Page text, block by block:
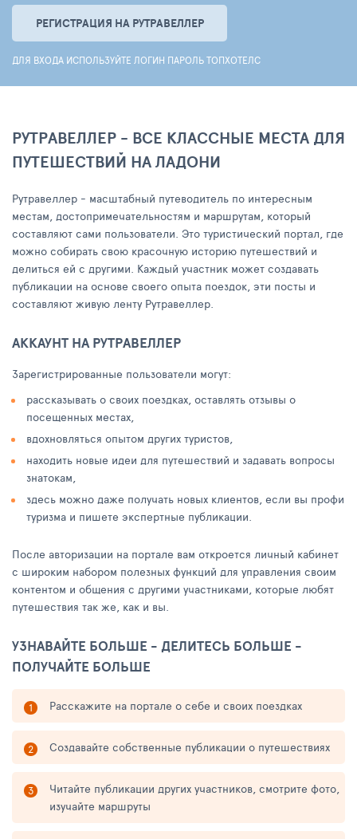
РЕГИСТРАЦИЯ НА РУТРАВЕЛЛЕР
ДЛЯ ВХОДА ИСПОЛЬЗУЙТЕ ЛОГИН ПАРОЛЬ ТОПХОТЕЛС
РУТРАВЕЛЛЕР - ВСЕ КЛАССНЫЕ МЕСТА ДЛЯ
ПУТЕШЕСТВИЙ НА ЛАДОНИ
Рутравеллер - масштабный путеводитель по интересным
местам, достопримечательностям и маршрутам, который
составляют сами пользователи. Это туристический портал, где
можно собирать свою красочную историю путешествий и
делиться ей с другими. Каждый участник может создавать
публикации на основе своего опыта поездок, эти посты и
составляют живую ленту Рутравеллер.
АККАУНТ НА РУТРАВЕЛЛЕР
Зарегистрированные пользователи могут:
рассказывать о своих поездках, оставлять отзывы о
посещенных местах,
вдохновляться опытом других туристов,
находить новые идеи для путешествий и задавать вопросы
знатокам,
здесь можно даже получать новых клиентов, если вы профи
туризма и пишете экспертные публикации.
После авторизации на портале вам откроется личный кабинет
с широким набором полезных функций для управления своим
контентом и общения с другими участниками, которые любят
путешествия так же, как и вы.
УЗНАВАЙТЕ БОЛЬШЕ - ДЕЛИТЕСЬ БОЛЬШЕ -
ПОЛУЧАЙТЕ БОЛЬШЕ
Расскажите на портале о себе и своих поездках
Создавайте собственные публикации о путешествиях
Читайте публикации других участников, смотрите фото,
изучайте маршруты